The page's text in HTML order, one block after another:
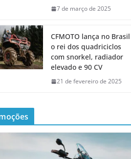
7 de março de 2025
CFMOTO lança no Brasil
o rei dos quadriciclos
com snorkel, radiador
elevado e 90 CV
21 de fevereiro de 2025